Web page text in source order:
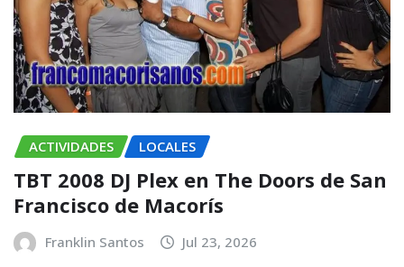
ACTIVIDADES LOCALES
TBT 2008 DJ Plex en The Doors de San
Francisco de Macorís
Franklin Santos Jul 23, 2026